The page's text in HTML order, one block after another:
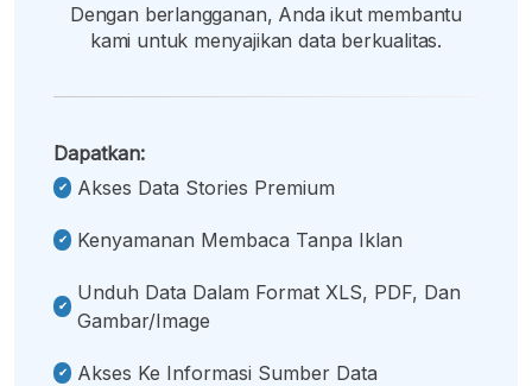
Dengan berlangganan, Anda ikut membantu
kami untuk menyajikan data berkualitas.
Dapatkan:
Akses Data Stories Premium
Kenyamanan Membaca Tanpa Iklan
Unduh Data Dalam Format XLS, PDF, Dan
Gambar/image
Akses Ke Informasi Sumber Data